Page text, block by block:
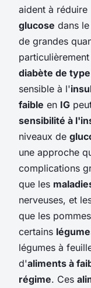
aident à
glucose dans le
de grandes
diabète de
sensible à l'
faible en IG
sensibilité à
niveaux de
une approche
complications
que les
nerveuses, et
que les
certains
légumes à
d'aliments à
régime. Ces